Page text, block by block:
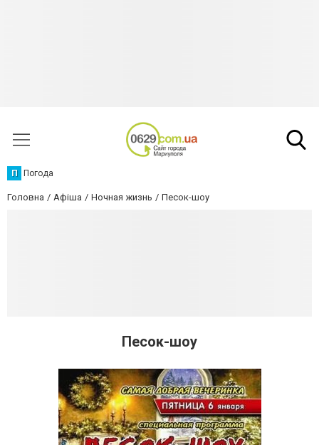
П Погода
Головна Афіша Ночная жизнь Песок-шоу
Песок-шоу